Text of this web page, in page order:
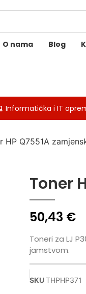
O nama Blog
Informatička i IT
HP Q7551A
Toner
50,43 €
Toneri za LJ
jamstvom.
SKUTHPHP371